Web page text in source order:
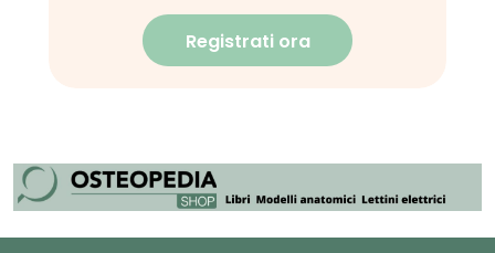
Registrati ora